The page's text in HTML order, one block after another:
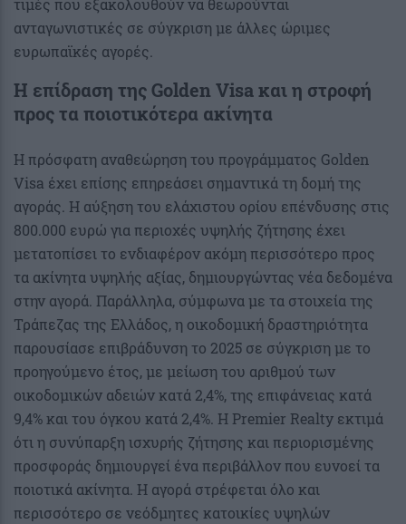
τιμές που εξακολουθούν να θεωρούνται
ανταγωνιστικές σε σύγκριση με άλλες ώριμες
ευρωπαϊκές αγορές.
Η επίδραση της Golden Visa και η στροφή
προς τα ποιοτικότερα ακίνητα
Η πρόσφατη αναθεώρηση του προγράμματος Golden
Visa έχει επίσης επηρεάσει σημαντικά τη δομή της
αγοράς. Η αύξηση του ελάχιστου ορίου επένδυσης στις
800.000 ευρώ για περιοχές υψηλής ζήτησης έχει
μετατοπίσει το ενδιαφέρον ακόμη περισσότερο προς
τα ακίνητα υψηλής αξίας, δημιουργώντας νέα δεδομένα
στην αγορά. Παράλληλα, σύμφωνα με τα στοιχεία της
Τράπεζας της Ελλάδος, η οικοδομική δραστηριότητα
παρουσίασε επιβράδυνση το 2025 σε σύγκριση με το
προηγούμενο έτος, με μείωση του αριθμού των
οικοδομικών αδειών κατά 2,4%, της επιφάνειας κατά
9,4% και του όγκου κατά 2,4%. Η Premier Realty εκτιμά
ότι η συνύπαρξη ισχυρής ζήτησης και περιορισμένης
προσφοράς δημιουργεί ένα περιβάλλον που ευνοεί τα
ποιοτικά ακίνητα. Η αγορά στρέφεται όλο και
περισσότερο σε νεόδμητες κατοικίες υψηλών